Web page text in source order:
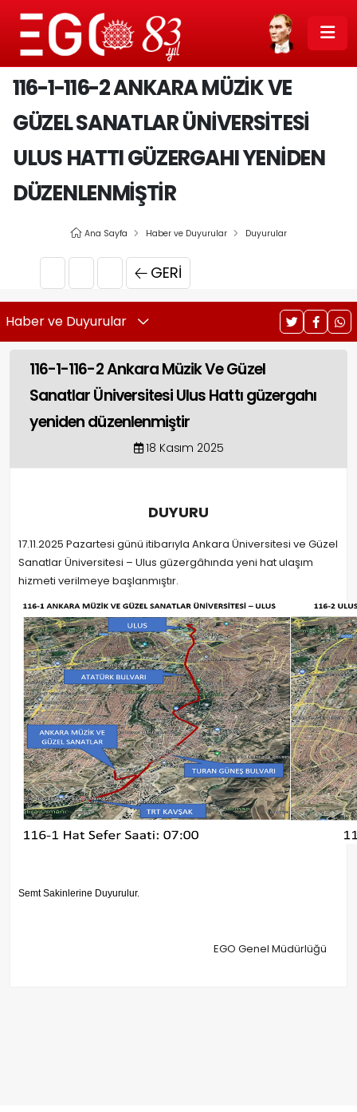
116-1-116-2 ANKARA MÜZIK VE
GÜZEL SANATLAR ÜNIVERSITESI
ULUS HATTI GÜZERGAHI YENIDEN
DÜZENLENMIŞTIR
Ana Sayfa Haber ve Duyurular Duyurular
GERI
Haber ve Duyurular
116-1-116-2 Ankara Müzik Ve Güzel
Sanatlar Üniversitesi Ulus Hattı güzergahı
yeniden düzenlenmiştir
18 Kasım 2025
DUYURU
17.11.2025 Pazartesi günü itibarıyla Ankara Üniversitesi ve Güzel
Sanatlar Üniversitesi – Ulus güzergâhında yeni hat ulaşım
hizmeti verilmeye başlanmıştır.
Semt Sakinlerine Duyurulur.
EGO Genel Müdürlüğü